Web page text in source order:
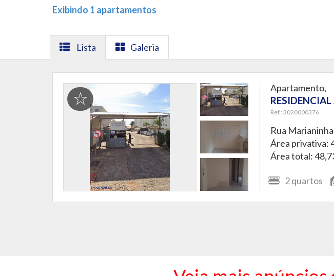
Exibindo 1 apartamentos
Lista Galeria
Apartamento,
Ref.: 3020000376
Rua
Área privativa:
Área total:
2quartos